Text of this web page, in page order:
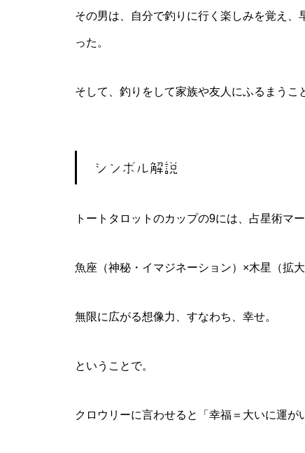
その男は、自分で釣りに行く楽しみを覚え
った。
そして、釣りをして家族や友人にふるまうこ
シンボル解説
トートタロットのカップの9には、占星術マ
魚座（神秘・イマジネーション）×木星（拡
無限に広がる想像力、すなわち、幸せ。
ということで。
クロウリーに言わせると「幸福＝大いに運が